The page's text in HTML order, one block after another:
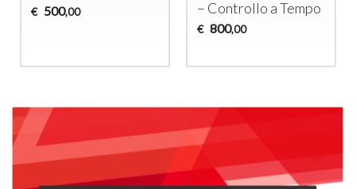
€ 500,00 – Controllo a Tempo
€ 800,00